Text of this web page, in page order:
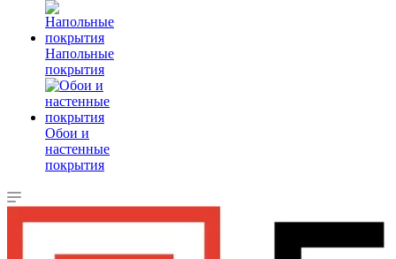
Напольные
покрытия
Обои и
настенные
покрытия